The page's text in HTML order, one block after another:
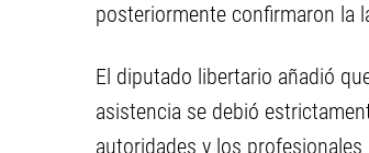
posteriormente confirmaron la
El diputado libertario añadió
asistencia se debió
autoridades y los profesionales